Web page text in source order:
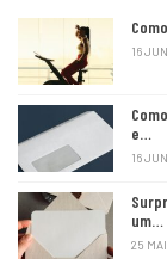
16
e…
16
um…
25